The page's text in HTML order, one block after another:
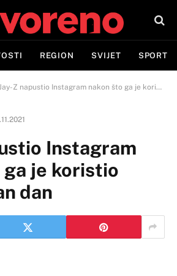
REGION SVIJET SPORT
Z napustio Instagram nakon što ga je koristio samo jedan dan
Instagram
ga je koristio
dan